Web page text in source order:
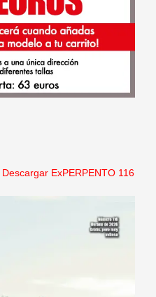
Descargar ExPERPENTO 116